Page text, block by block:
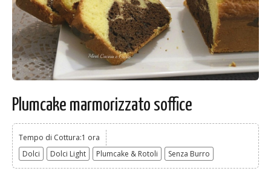
Plumcake marmorizzato soffice
Tempo di Cottura:1 ora
Dolci
Dolci Light Plumcake & Rotoli Senza Burro